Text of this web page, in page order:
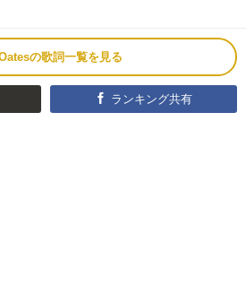
の歌詞一覧を見る
ランキング共有